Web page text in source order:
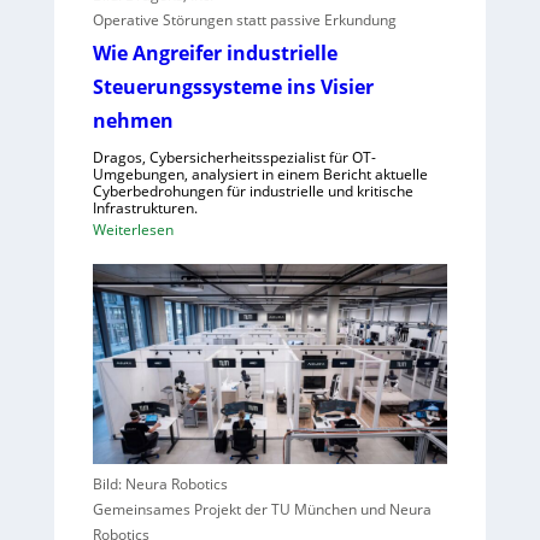
e
t
o
ü
r
Z
e
n
t
r
a
l
e
u
r
o
p
a
r
f
e
n
,
h
w
a
c
h
s
t
e
l
Operative Störungen statt passive Erkundung
Wie Angreifer industrielle
Steuerungssysteme ins Visier
nehmen
Dragos, Cybersicherheitsspezialist für OT-
Umgebungen, analysiert in einem Bericht aktuelle
Cyberbedrohungen für industrielle und kritische
Infrastrukturen.
Weiterlesen:
i
e
A
n
g
r
e
i
f
e
Bild: Neura Robotics
Gemeinsames Projekt der TU München und Neura
Robotics